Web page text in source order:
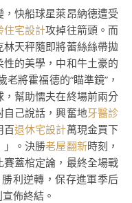
快船球星萊昂納德遭受
住宅設計攻掉往箭頭。而
天秤隨即將蕾絲絲帶拋
的美學，中和牛土豪的
將霍福德的“瞄準鏡”，
幫助懦夫在終場前兩分
己說話，興奮地牙醫診
百退休宅設計萬現金買下
」。決勝老屋翻新時刻，
蓋棺定論，最終全場戰
利逆轉，保存進軍季后
佈終結。